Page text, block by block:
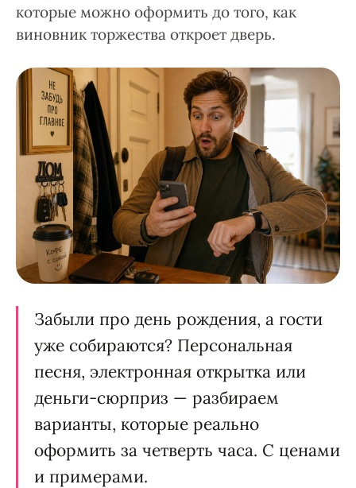
которые можно оформить до того, как
виновник торжества откроет дверь.
Забыли про день рождения, а гости
уже собираются? Персональная
песня, электронная открытка или
деньги-сюрприз — разбираем
варианты, которые реально
оформить за четверть часа. С ценами
и примерами.